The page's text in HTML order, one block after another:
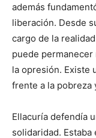
además
liberación. Desde
cargo de la
puede
la opresión. Existe
frente a la pobreza
Ellacuría defendía
solidaridad.